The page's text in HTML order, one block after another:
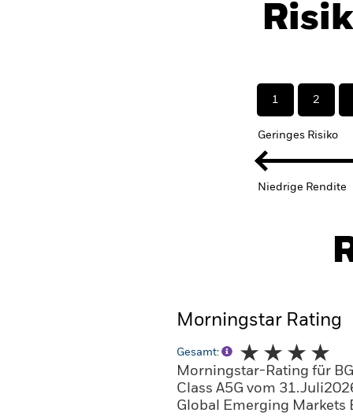
1 2
Geringes Risiko
Niedrige Rendite
Morningstar Rating
Gesamt:
Morningstar-Rating für
Class A5G vom
Global Emerging Markets